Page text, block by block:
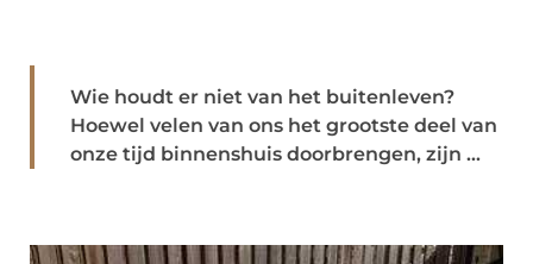
Wie houdt er niet van het buitenleven?
Hoewel velen van ons het grootste deel van
onze tijd binnenshuis doorbrengen, zijn ...